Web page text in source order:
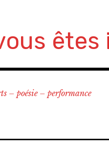
êtes
– poésie – performance